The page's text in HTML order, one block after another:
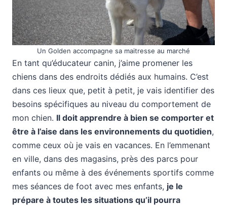
Un Golden accompagne sa maitresse au marché
En tant qu’éducateur canin, j’aime promener les
chiens dans des endroits dédiés aux humains. C’est
dans ces lieux que, petit à petit, je vais identifier des
besoins spécifiques au niveau du comportement de
mon chien. Il doit apprendre à bien se comporter et
être à l’aise dans les environnements du quotidien,
comme ceux où je vais en vacances. En l’emmenant
en ville, dans des magasins, près des parcs pour
enfants ou même à des événements sportifs comme
mes séances de foot avec mes enfants, je le
prépare à toutes les situations qu’il pourra